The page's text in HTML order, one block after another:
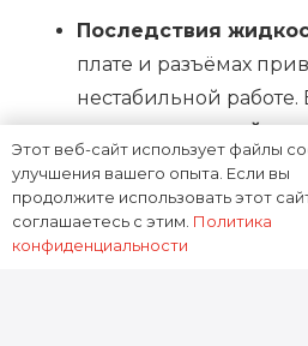
Последствия
плате и разъёмах
нестабильной работе.
включать
на чистку и
Почему ремонт
Этот веб-сайт использует файлы
улучшения вашего опыта. Если вы
продолжите использовать этот
соглашаетесь с этим. Политика
конфиденциальности